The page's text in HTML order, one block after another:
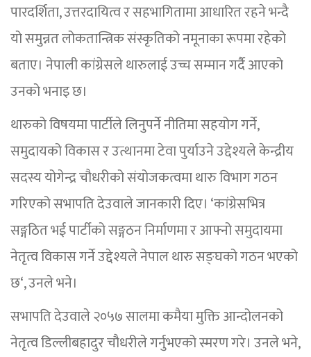
पारदर्शिता, उत्तरदायित्व र सहभागितामा आधारित रहने भन्दै
यो समुन्नत लोकतान्त्रिक संस्कृतिको नमूनाका रूपमा रहेको
बताए। नेपाली कांग्रेसले थारुलाई उच्च सम्मान गर्दै आएको
उनको भनाइ छ।
थारुको विषयमा पार्टीले लिनुपर्ने नीतिमा सहयोग गर्ने,
समुदायको विकास र उत्थानमा टेवा पुर्याउने उद्देश्यले केन्द्रीय
सदस्य योगेन्द्र चौधरीको संयोजकत्वमा थारु विभाग गठन
गरिएको सभापति देउवाले जानकारी दिए। ‘कांग्रेसभित्र
सङ्गठित भई पार्टीको सङ्गठन निर्माणमा र आफ्नो समुदायमा
नेतृत्व विकास गर्ने उद्देश्यले नेपाल थारु सङ्घको गठन भएको
छ‘, उनले भने।
सभापति देउवाले २०५७ सालमा कमैया मुक्ति आन्दोलनको
नेतृत्व डिल्लीबहादुर चौधरीले गर्नुभएको स्मरण गरे। उनले भने,